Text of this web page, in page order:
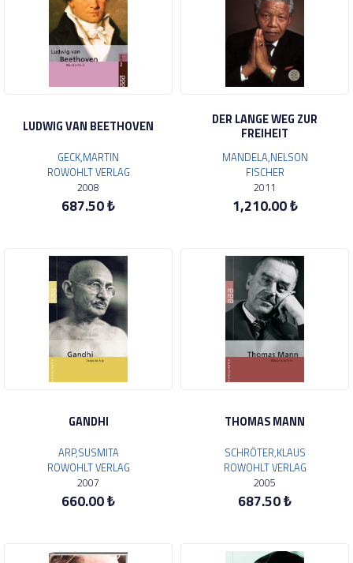
LUDWIG VAN BEETHOVEN
GECK,MARTIN
ROWOHLT VERLAG
2008
687.50 ₺
DER LANGE WEG ZUR
FREIHEIT
MANDELA,NELSON
FISCHER
2011
1,210.00 ₺
GANDHI
ARP,SUSMITA
ROWOHLT VERLAG
2007
660.00 ₺
THOMAS MANN
SCHRÖTER,KLAUS
ROWOHLT VERLAG
2005
687.50 ₺